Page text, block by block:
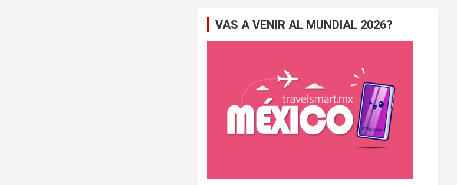
c
VAS A VENIR AL MUNDIAL 2026?